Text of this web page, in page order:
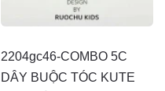
2204gc46-COMBO 5C
DÂY BUỘC TÓC KUTE